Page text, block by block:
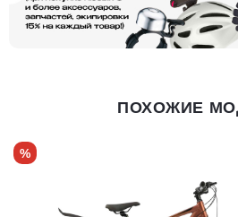
ПОХОЖИЕ
%